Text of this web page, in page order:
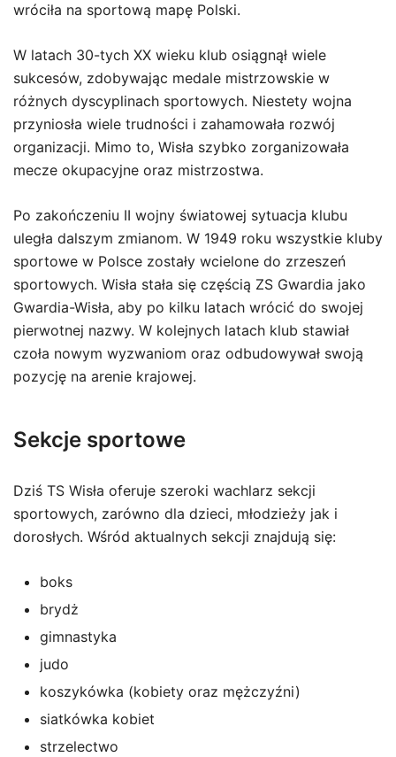
wróciła na sportową mapę Polski.
W latach 30-tych XX wieku klub osiągnął wiele
sukcesów, zdobywając medale mistrzowskie w
różnych dyscyplinach sportowych. Niestety wojna
przyniosła wiele trudności i zahamowała rozwój
organizacji. Mimo to, Wisła szybko zorganizowała
mecze okupacyjne oraz mistrzostwa.
Po zakończeniu II wojny światowej sytuacja klubu
uległa dalszym zmianom. W 1949 roku wszystkie kluby
sportowe w Polsce zostały wcielone do zrzeszeń
sportowych. Wisła stała się częścią ZS Gwardia jako
Gwardia-Wisła, aby po kilku latach wrócić do swojej
pierwotnej nazwy. W kolejnych latach klub stawiał
czoła nowym wyzwaniom oraz odbudowywał swoją
pozycję na arenie krajowej.
Sekcje sportowe
Dziś TS Wisła oferuje szeroki wachlarz sekcji
sportowych, zarówno dla dzieci, młodzieży jak i
dorosłych. Wśród aktualnych sekcji znajdują się:
boks
brydż
gimnastyka
judo
koszykówka (kobiety oraz mężczyźni)
siatkówka kobiet
strzelectwo